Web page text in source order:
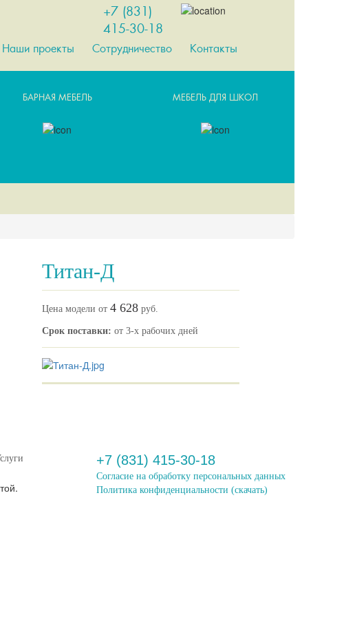
+7 (831)
415-30-18
Наши проекты Сотрудничество Контакты
БАРНАЯ МЕБЕЛЬ МЕБЕЛЬ ДЛЯ ШКОЛ
Титан-Д
Цена модели от 4 628 руб.
Срок поставки: от 3-х рабочих дней
+7 (831) 415-30-18
Согласие на обработку персональных данных
Политика конфиденциальности (скачать)